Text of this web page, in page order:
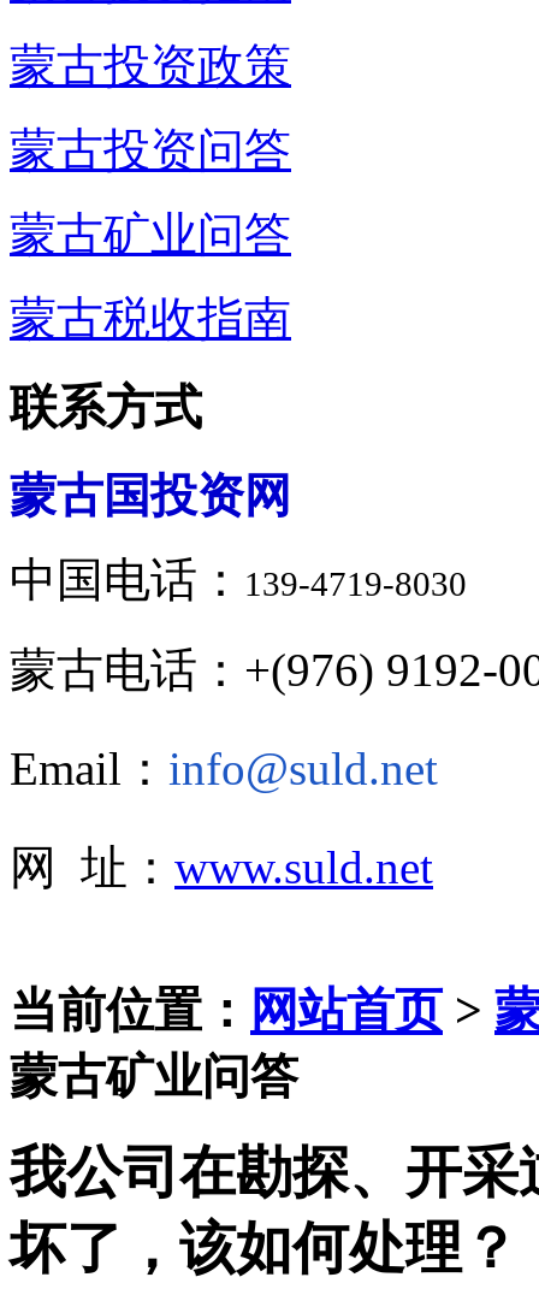
蒙古投资政策
蒙古投资问答
蒙古矿业问答
蒙古税收指南
联系方式
蒙古国投资网
中国电话： 139-4719-8030
蒙古电话：+(976) 9192-
Email： info@suld.net
网 址： www.suld.net
当前位置： 网站首页>
蒙古矿业问答
我公司在勘探、开
坏了，该如何处理？